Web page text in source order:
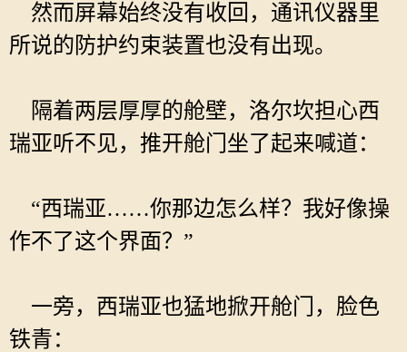
然而屏幕始终没有收回，通讯仪器里
所说的防护约束装置也没有出现。
隔着两层厚厚的舱壁，洛尔坎担心西
瑞亚听不见，推开舱门坐了起来喊道：
“西瑞亚……你那边怎么样？我好像操
作不了这个界面？”
一旁，西瑞亚也猛地掀开舱门，脸色
铁青：